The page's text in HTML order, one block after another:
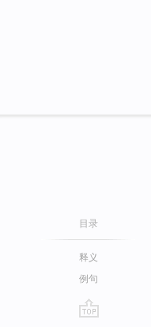
目录
释义
例句